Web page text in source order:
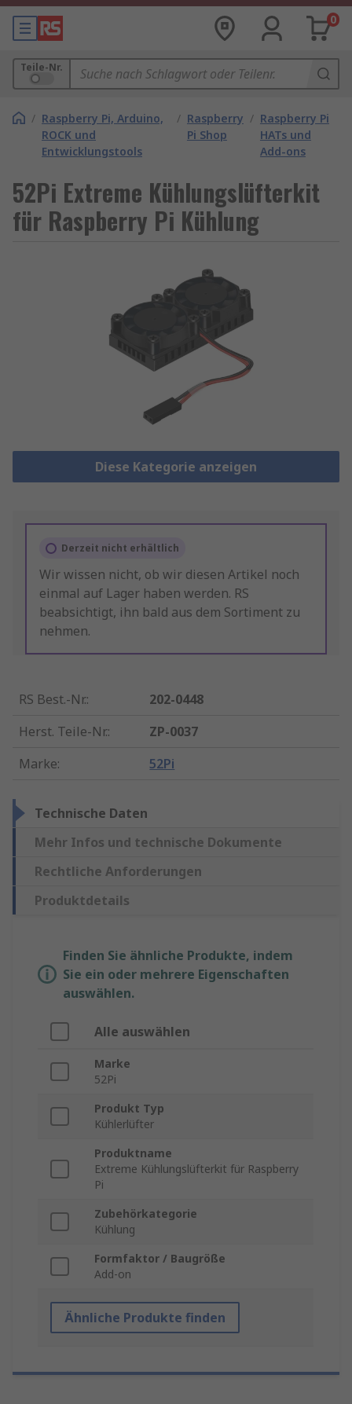
0
Teile-Nr.
/ Raspberry Pi, Arduino,
ROCK und
Entwicklungstools
/ Raspberry
Pi Shop
/ Raspberry Pi
HATs und
Add-ons
52Pi Extreme Kühlungslüfterkit
für Raspberry Pi Kühlung
Diese Kategorie anzeigen
Derzeit nicht erhältlich
Wir wissen nicht, ob wir diesen Artikel noch
einmal auf Lager haben werden. RS
beabsichtigt, ihn bald aus dem Sortiment zu
nehmen.
RS Best.-Nr.:
202-0448
Herst. Teile-Nr.:
ZP-0037
Marke: 52Pi
Technische Daten
Mehr Infos und technische Dokumente
Rechtliche Anforderungen
Produktdetails
Finden Sie ähnliche Produkte, indem
Sie ein oder mehrere Eigenschaften
auswählen.
Alle auswählen
Marke
52Pi
Produkt Typ
Kühlerlüfter
Produktname
Extreme Kühlungslüfterkit für Raspberry
Pi
Zubehörkategorie
Kühlung
Formfaktor / Baugröße
Add-on
Ähnliche Produkte finden